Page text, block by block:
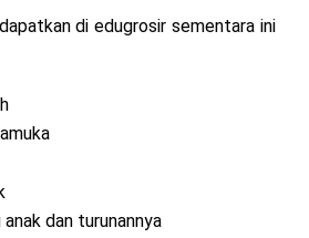
di edugrosir sementara ini
anak dan turunannya